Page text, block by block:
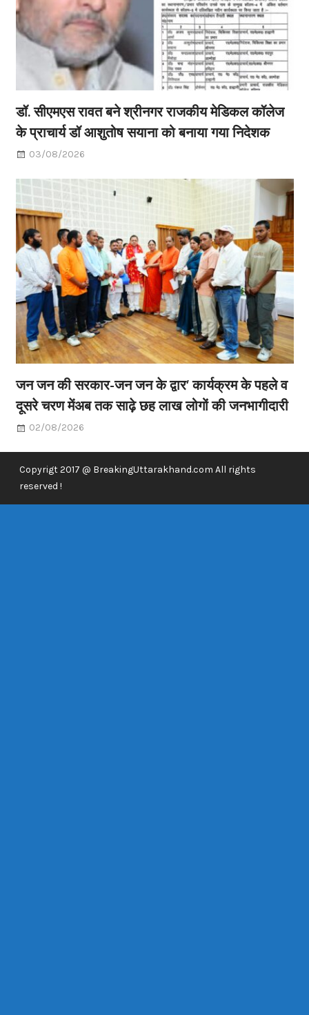
डॉ. सीएमएस रावत बने श्रीनगर राजकीय मेडिकल कॉलेज
के प्राचार्य डॉ आशुतोष सयाना को बनाया गया निदेशक
03/08/2026
जन जन की सरकार-जन जन के द्वार’ कार्यक्रम के पहले व
दूसरे चरण मेंअब तक साढ़े छह लाख लोगों की जनभागीदारी
02/08/2026
Copyrigt 2017 @ BreakingUttarakhand.com All rights
reserved !